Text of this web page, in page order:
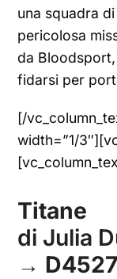
una squadra
pericolosa
da
fidarsi per
[/
width=”1/
Titane
di Julia
→ D4527